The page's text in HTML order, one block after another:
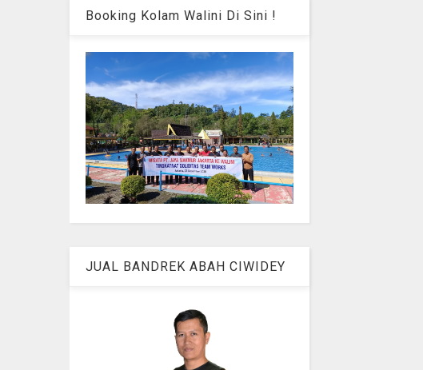
Booking Kolam Walini Di Sini !
JUAL BANDREK ABAH CIWIDEY